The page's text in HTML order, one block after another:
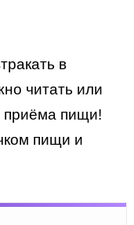
в
читать или
приёма пищи!
пищи и